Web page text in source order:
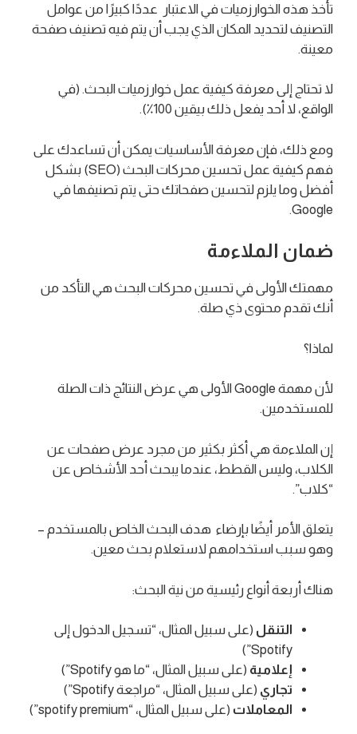
تأخذ هذه الخوارزميات في الاعتبار عددًا كبيرًا من عوامل
التصنيف لتحديد المكان الذي يجب أن يتم فيه تصنيف صفحة
معينة.
لا تحتاج إلى معرفة كيفية عمل خوارزميات البحث. (في
الواقع، لا أحد يفعل ذلك بيقين 100٪).
ومع ذلك، فإن معرفة الأساسيات يمكن أن تساعدك على
فهم كيفية عمل تحسين محركات البحث (SEO) بشكل
أفضل وما يلزم لتحسين صفحاتك حتى يتم تصنيفها في
Google.
ضمان الملاءمة
مهمتك الأولى في تحسين محركات البحث هي التأكد من
أنك تقدم محتوى ذي صلة.
لماذا؟
لأن مهمة Google الأولى هي عرض النتائج ذات الصلة
للمستخدمين.
إن الملاءمة هي أكثر بكثير من مجرد عرض صفحات عن
الكلاب، وليس القطط، عندما يبحث أحد الأشخاص عن
“كلاب”.
يتعلق الأمر أيضًا بإرضاء هدف البحث الخاص بالمستخدم –
وهو سبب استخدامهم لاستعلام بحث معين.
هناك أربعة أنواع رئيسية من نية البحث:
التنقل (على سبيل المثال، “تسجيل الدخول إلى
Spotify”)
إعلامية (على سبيل المثال، “ما هو Spotify”)
تجاري (على سبيل المثال، “مراجعة Spotify”)
المعاملات (على سبيل المثال، “spotify premium”)